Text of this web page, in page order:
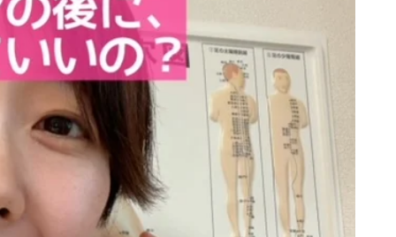
電話
080-8855-0429
10:00~20:00